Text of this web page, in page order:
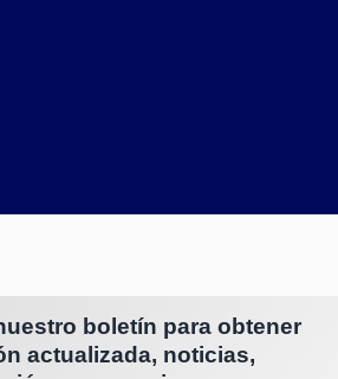
boletín para obtener
actualizada, noticias,